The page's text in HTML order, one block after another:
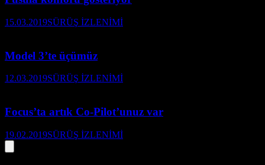
15.03.2019SÜRÜŞ İZLENİMİ
Model 3’te üçümüz
12.03.2019SÜRÜŞ İZLENİMİ
Focus’ta artık Co-Pilot’unuz var
19.02.2019SÜRÜŞ İZLENİMİ